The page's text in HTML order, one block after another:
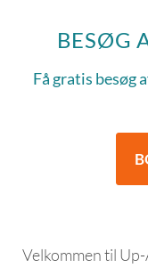
BESØG
Få gratis besøg
Velkommen til